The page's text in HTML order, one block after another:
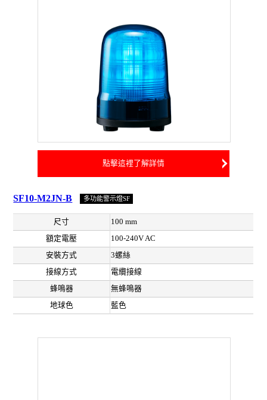
點擊這裡了解詳情
SF10-M2JN-B 多功能警示燈SF
尺寸
100 mm
額定電壓
100-240V AC
安裝方式
3螺絲
接線方式
電纜接線
蜂鳴器
無蜂鳴器
地球色
藍色